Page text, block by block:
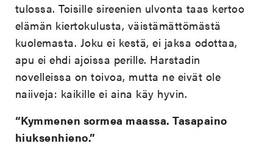
tulossa. Toisille sireenien ulvonta taas kertoo
elämän kiertokulusta, väistämättömästä
kuolemasta. Joku ei kestä, ei jaksa odottaa,
apu ei ehdi ajoissa perille. Harstadin
novelleissa on toivoa, mutta ne eivät ole
naiiveja: kaikille ei aina käy hyvin.
“Kymmenen sormea maassa. Tasapaino
hiuksenhieno.”